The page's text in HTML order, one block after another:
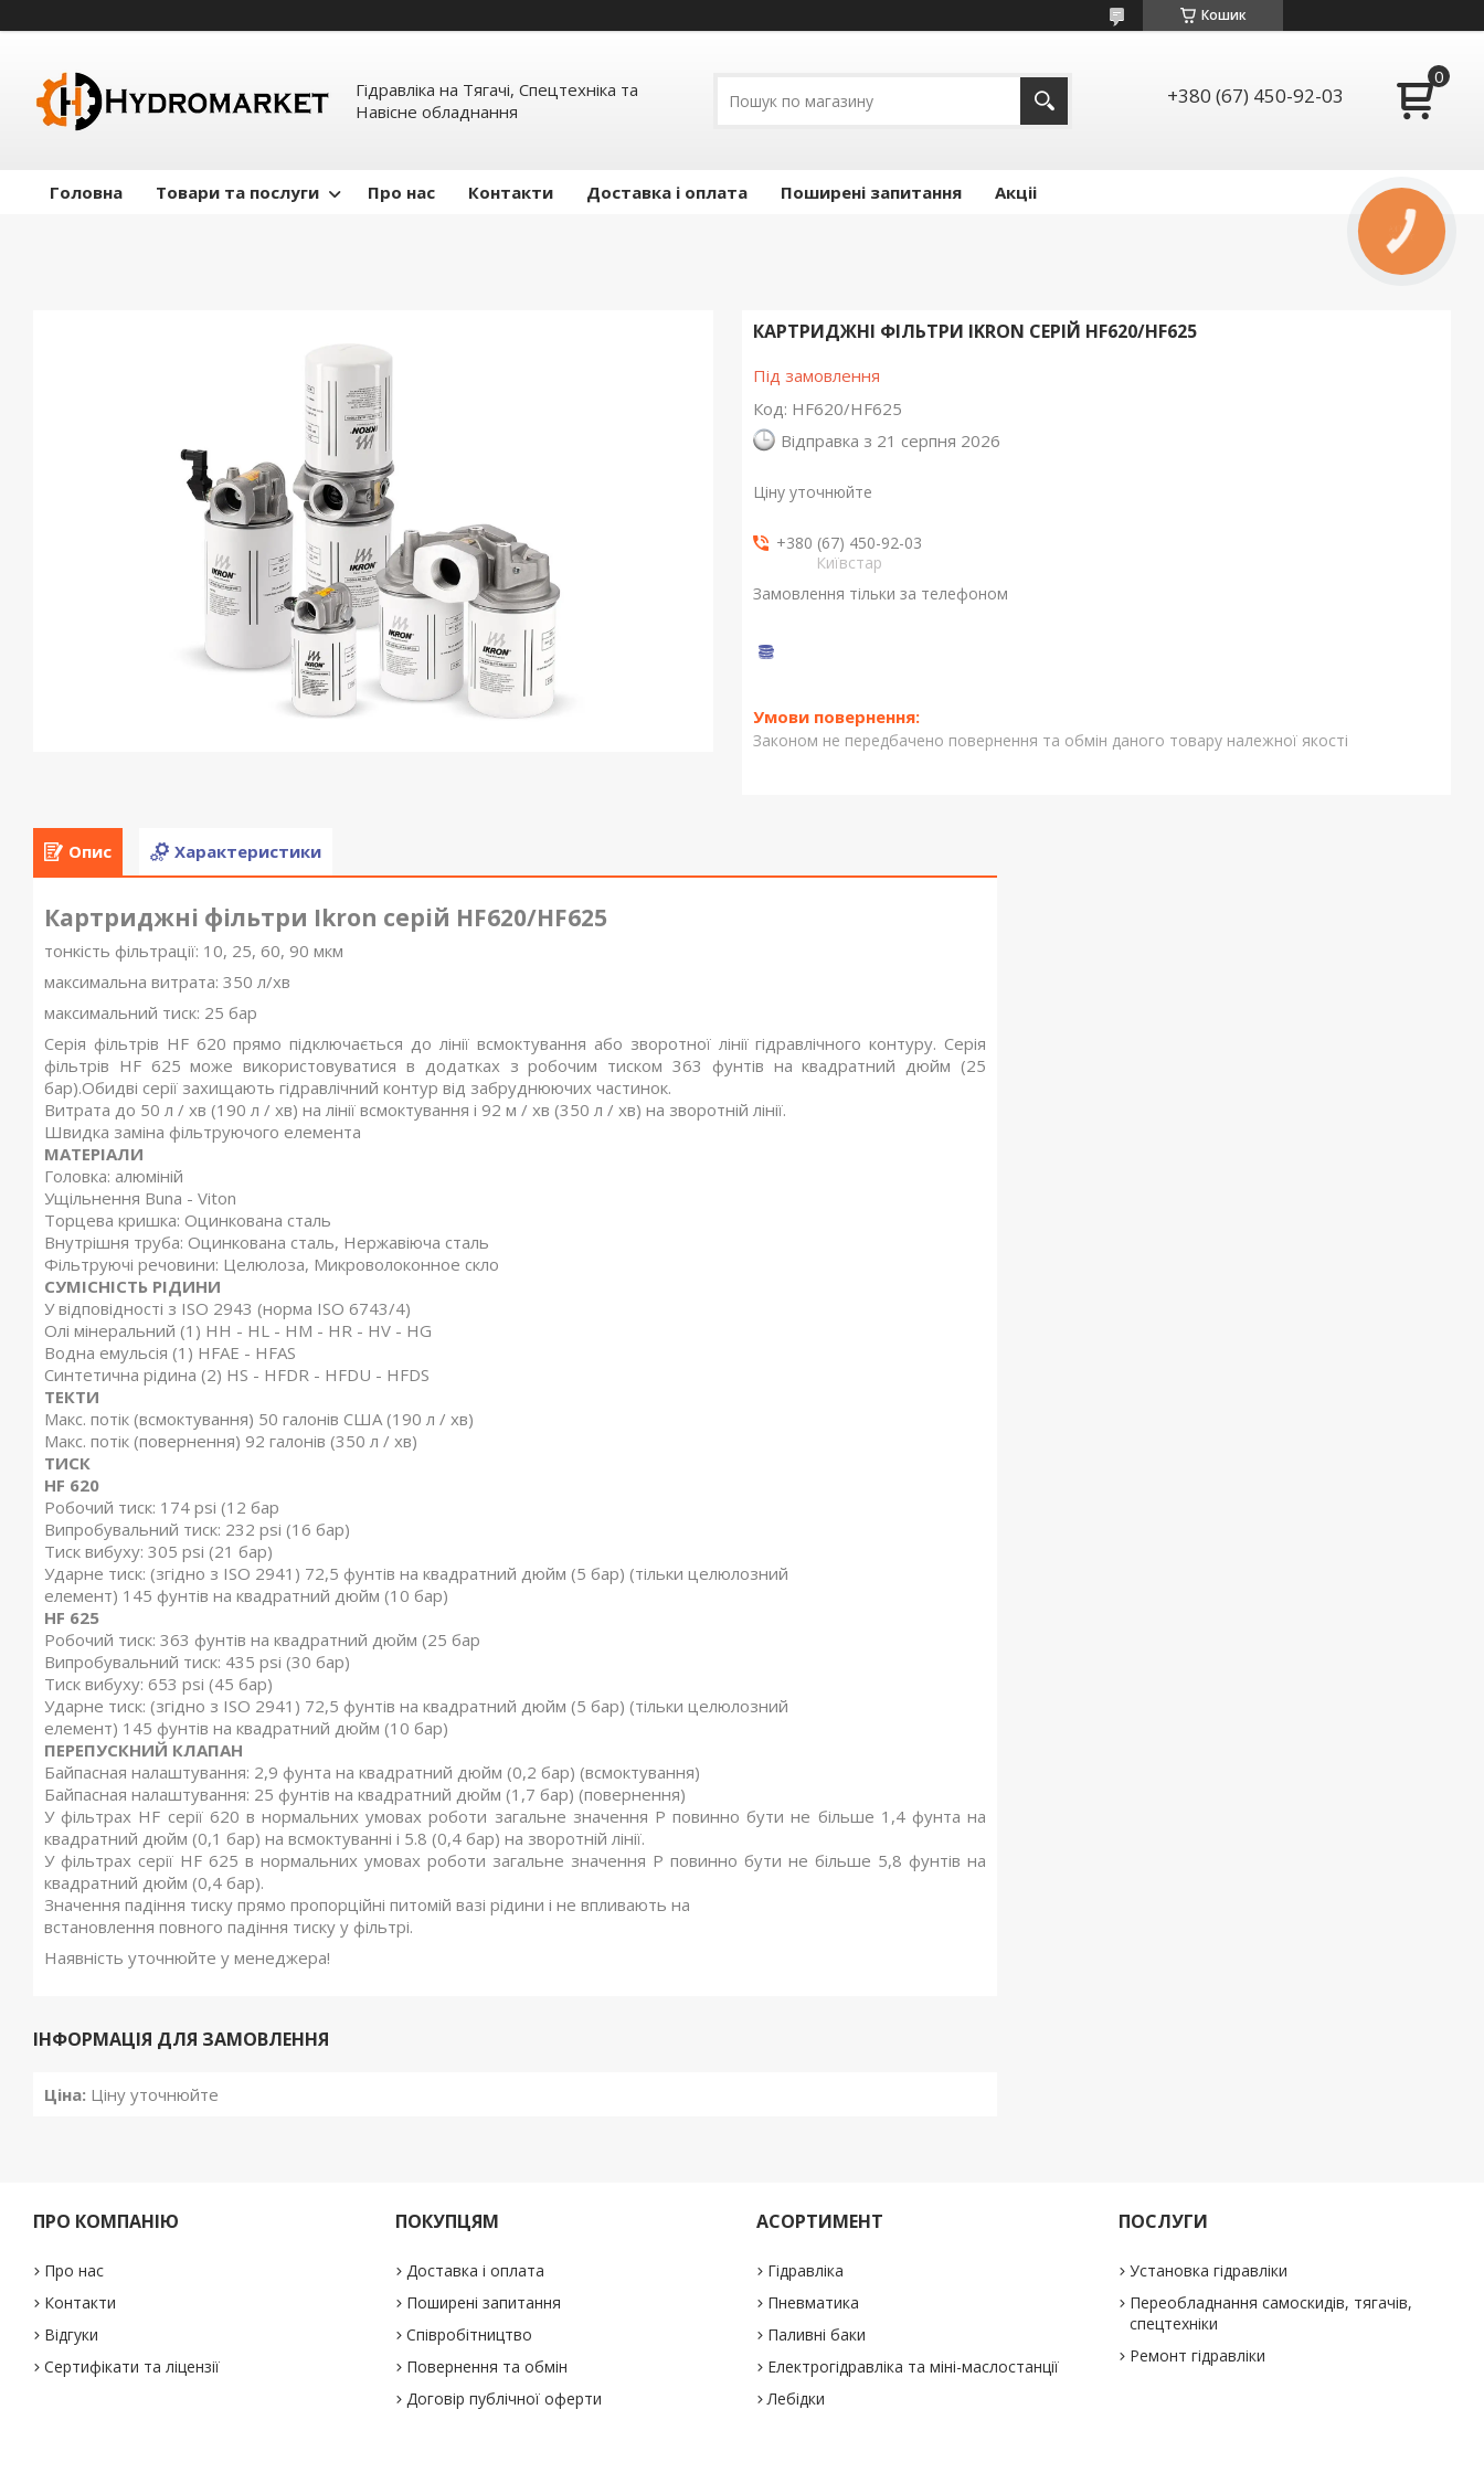
Кошик
Гідравліка на Тягачі, Спецтехніка та
Навісне обладнання
+380 (67) 450-92-03
Головна Товари та послуги Про нас Контакти Доставка і оплата Поширені запитання Акціі
КАРТРИДЖНІ ФІЛЬТРИ IKRON СЕРІЙ HF620/HF625
Під замовлення
Код: HF620/HF625
Відправка з 21 серпня 2026
Ціну уточнюйте
+380 (67) 450-92-03
Київстар
Замовлення тільки за телефоном
Законом не передбачено повернення та обмін даного товару належної якості
Опис Характеристики
Картриджні фільтри Ikron серій HF620/HF625
тонкість фільтрації: 10, 25, 60, 90 мкм
максимальна витрата: 350 л/хв
максимальний тиск: 25 бар
Серія фільтрів HF 620 прямо підключається до лінії всмоктування або зворотної лінії гідравлічного контуру. Серія
фільтрів HF 625 може використовуватися в додатках з робочим тиском 363 фунтів на квадратний дюйм (25
бар).Обидві серії захищають гідравлічний контур від забруднюючих частинок.
Витрата до 50 л / хв (190 л / хв) на лінії всмоктування і 92 м / хв (350 л / хв) на зворотній лінії.
Швидка заміна фільтруючого елемента
МАТЕРІАЛИ
Головка: алюміній
Ущільнення Buna - Viton
Торцева кришка: Оцинкована сталь
Внутрішня труба: Оцинкована сталь, Нержавіюча сталь
Фільтруючі речовини: Целюлоза, Микроволоконное скло
СУМІСНІСТЬ РІДИНИ
У відповідності з ISO 2943 (норма ISO 6743/4)
Олі мінеральний (1) HH - HL - HM - HR - HV - HG
Водна емульсія (1) HFAE - HFAS
Синтетична рідина (2) HS - HFDR - HFDU - HFDS
ТЕКТИ
Макс. потік (всмоктування) 50 галонів США (190 л / хв)
Макс. потік (повернення) 92 галонів (350 л / хв)
ТИСК
HF 620
Робочий тиск: 174 psi (12 бар
Випробувальний тиск: 232 psi (16 бар)
Тиск вибуху: 305 psi (21 бар)
Ударне тиск: (згідно з ISO 2941) 72,5 фунтів на квадратний дюйм (5 бар) (тільки целюлозний
елемент) 145 фунтів на квадратний дюйм (10 бар)
HF 625
Робочий тиск: 363 фунтів на квадратний дюйм (25 бар
Випробувальний тиск: 435 psi (30 бар)
Тиск вибуху: 653 psi (45 бар)
Ударне тиск: (згідно з ISO 2941) 72,5 фунтів на квадратний дюйм (5 бар) (тільки целюлозний
елемент) 145 фунтів на квадратний дюйм (10 бар)
ПЕРЕПУСКНИЙ КЛАПАН
Байпасная налаштування: 2,9 фунта на квадратний дюйм (0,2 бар) (всмоктування)
Байпасная налаштування: 25 фунтів на квадратний дюйм (1,7 бар) (повернення)
У фільтрах HF серії 620 в нормальних умовах роботи загальне значення P повинно бути не більше 1,4 фунта на
квадратний дюйм (0,1 бар) на всмоктуванні і 5.8 (0,4 бар) на зворотній лінії.
У фільтрах серії HF 625 в нормальних умовах роботи загальне значення P повинно бути не більше 5,8 фунтів на
квадратний дюйм (0,4 бар).
Значення падіння тиску прямо пропорційні питомій вазі рідини і не впливають на
встановлення повного падіння тиску у фільтрі.
Наявність уточнюйте у менеджера!
ІНФОРМАЦІЯ ДЛЯ ЗАМОВЛЕННЯ
Ціна: Ціну уточнюйте
ПРО КОМПАНІЮ
Про нас
Контакти
Відгуки
Сертифікати та ліцензії
ПОКУПЦЯМ
Доставка і оплата
Поширені запитання
Співробітництво
Повернення та обмін
Договір публічної оферти
АСОРТИМЕНТ
Гідравліка
Пневматика
Паливні баки
Електрогідравліка та міні-маслостанції
Лебідки
ПОСЛУГИ
Установка гідравліки
Переобладнання самоскидів, тягачів,
спецтехніки
Ремонт гідравліки
КНОПКА
ЗВ'ЯЗКУ